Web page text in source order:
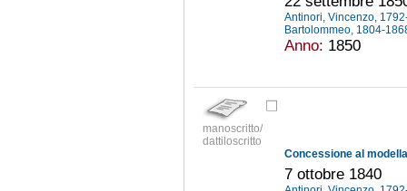
Antinori, Vincenzo,
Bartolommeo, 1804-
Anno: 1850
manoscritto/
dattiloscritto
7 ottobre 1840